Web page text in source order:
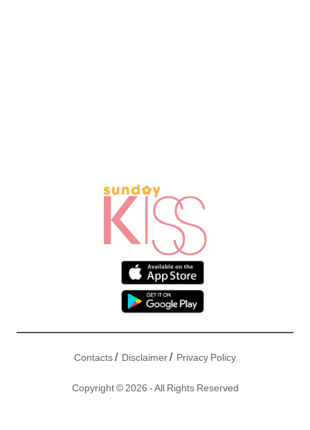
Contacts/ Disclaimer/ Privacy Policy
Copyright © 2026 - All Rights Reserved